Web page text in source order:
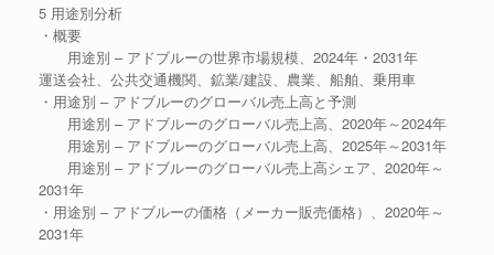
5 用途別分析
・概要
用途別 – アドブルーの世界市場規模、2024年・2031年
運送会社、公共交通機関、鉱業/建設、農業、船舶、乗用車
・用途別 – アドブルーのグローバル売上高と予測
用途別 – アドブルーのグローバル売上高、2020年～2024年
用途別 – アドブルーのグローバル売上高、2025年～2031年
用途別 – アドブルーのグローバル売上高シェア、2020年～
2031年
・用途別 – アドブルーの価格（メーカー販売価格）、2020年～
2031年